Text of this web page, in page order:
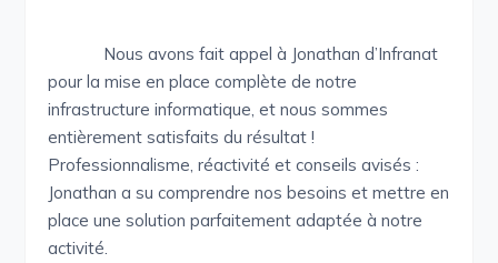
Nous avons fait appel à Jonathan d’Infranat
pour la mise en place complète de notre
infrastructure informatique, et nous sommes
entièrement satisfaits du résultat !
Professionnalisme, réactivité et conseils avisés :
Jonathan a su comprendre nos besoins et mettre en
place une solution parfaitement adaptée à notre
activité.